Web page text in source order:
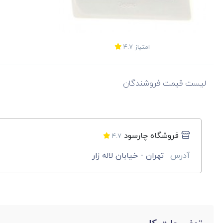
امتیاز 4.7
لیست قیمت فروشندگان
فروشگاه چارسود 4.7
آدرس تهران - خیابان لاله زار